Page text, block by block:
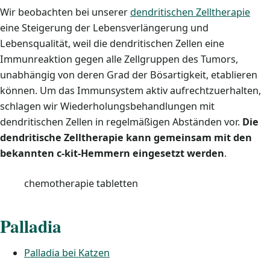
Wir beobachten bei unsererdendritischen Zelltherapie
eine Steigerung der Lebensverlängerung und
Lebensqualität, weil die dendritischen Zellen eine
Immunreaktion gegen alle Zellgruppen des Tumors,
unabhängig von deren Grad der Bösartigkeit, etablieren
können. Um das Immunsystem aktiv aufrechtzuerhalten,
schlagen wir Wiederholungsbehandlungen mit
dendritischen Zellen in regelmäßigen Abständen vor. Die
dendritische Zelltherapie kann gemeinsam mit den
bekannten c-kit-Hemmern eingesetzt werden.
chemotherapie tabletten
Palladia
Palladia bei Katzen